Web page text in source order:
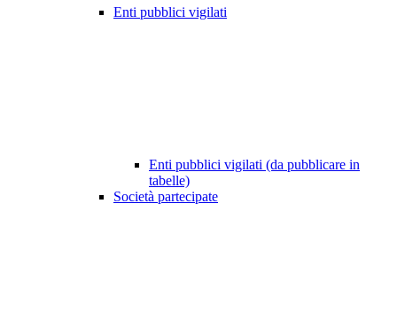
Enti pubblici vigilati
Enti pubblici vigilati (da pubblicare in
tabelle)
Società partecipate